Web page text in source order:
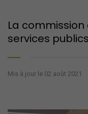
La
services
Mis à jour le 02 août 2021